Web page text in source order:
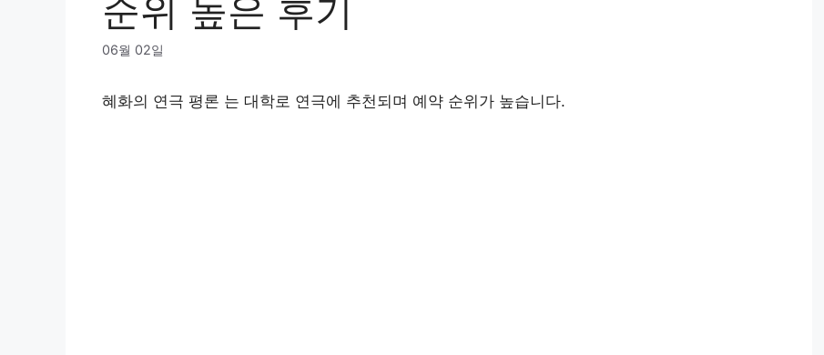
순위 높은 후기
06월 02일
혜화의 연극 평론 는 대학로 연극에 추천되며 예약 순위가 높습니다.